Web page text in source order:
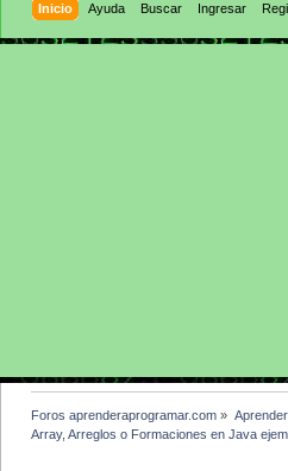
Inicio Ayuda Buscar Ingresar
Foros aprenderaprogramar.com »
Array, Arreglos o Formaciones en Java